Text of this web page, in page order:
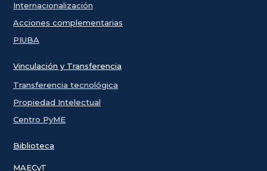
Internacionalización
Acciones complementarias
PIUBA
Vinculación y Transferencia
Transferencia tecnológica
Propiedad Intelectual
Centro PyME
Biblioteca
MAECyT